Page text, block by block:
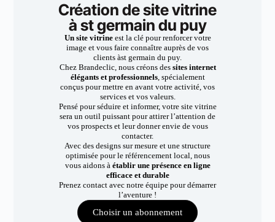
Création de site vitrine
à st germain du puy
Un site vitrineest la clé pour renforcer votre
image et vous faire connaître auprès de vos
clients àst germain du puy.
Chez Brandeclic, nous créons dessites internet
élégants et professionnels, spécialement
conçus pour mettre en avant votre activité, vos
services et vos valeurs.
Pensé pour séduire et informer, votre site vitrine
sera un outil puissant pour attirer l’attention de
vos prospects et leur donner envie de vous
contacter.
Avec des designs sur mesure et une structure
optimisée pour le référencement local, nous
vous aidons à établir une présence en ligne
efficace et durable
Prenez contact avec notre équipe pour démarrer
l’aventure !
Choisir un abonnement